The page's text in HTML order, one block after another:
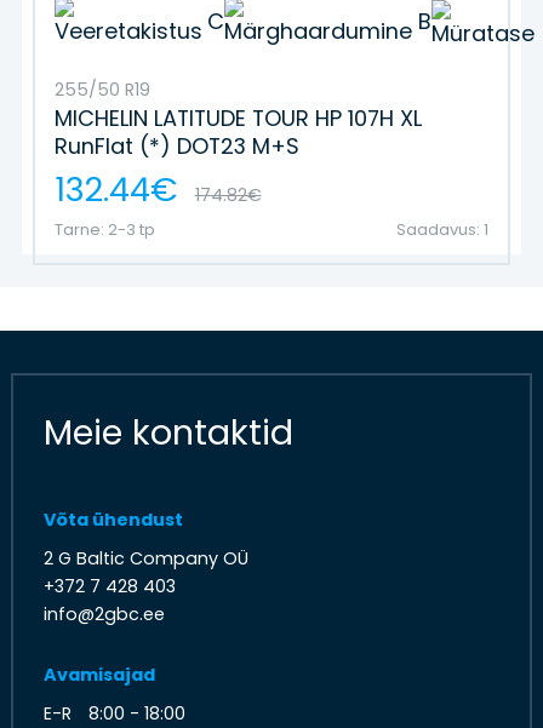
C B
255/50 R19
MICHELIN LATITUDE TOUR HP 107H XL
RunFlat (*) DOT23 M+S
132.44€ 174.82€
Tarne: 2-3 tp Saadavus: 1
Meie kontaktid
Võta ühendust
2 G Baltic Company OÜ
+372 7 428 403
info@2gbc.ee
Avamisajad
E-R
8:00 - 18:00